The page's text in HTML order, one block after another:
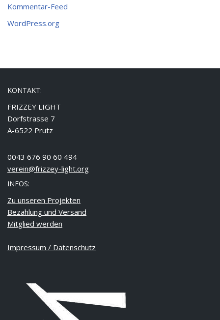
Kommentar-Feed
WordPress.org
KONTAKT:
FRIZZEY LIGHT
Dorfstrasse 7
A-6522 Prutz
0043 676 90 60 494
verein@frizzey-light.org
INFOS:
Zu unseren Projekten
Bezahlung und Versand
Mitglied werden
Impressum / Datenschutz